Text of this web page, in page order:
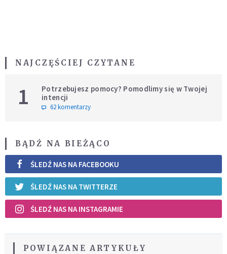
NAJCZĘŚCIEJ CZYTANE
1
Potrzebujesz pomocy? Pomodlimy się w Twojej
intencji
62 komentarzy
BĄDŹ NA BIEŻĄCO
ŚLEDŹ NAS NA FACEBOOKU
ŚLEDŹ NAS NA TWITTERZE
ŚLEDŹ NAS NA INSTAGRAMIE
POWIĄZANE ARTYKUŁY